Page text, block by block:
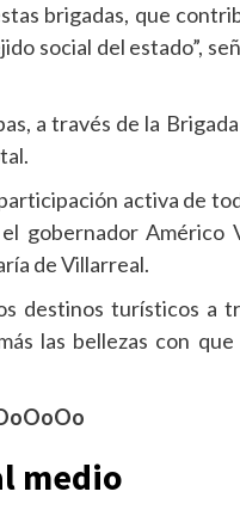
brigadas, que
social del estado”,
a través de la
activa de
gobernador Américo
de Villarreal.
destinos turísticos a
las bellezas con
medio